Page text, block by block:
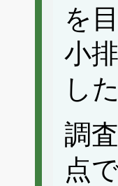
を
小
した
調
点